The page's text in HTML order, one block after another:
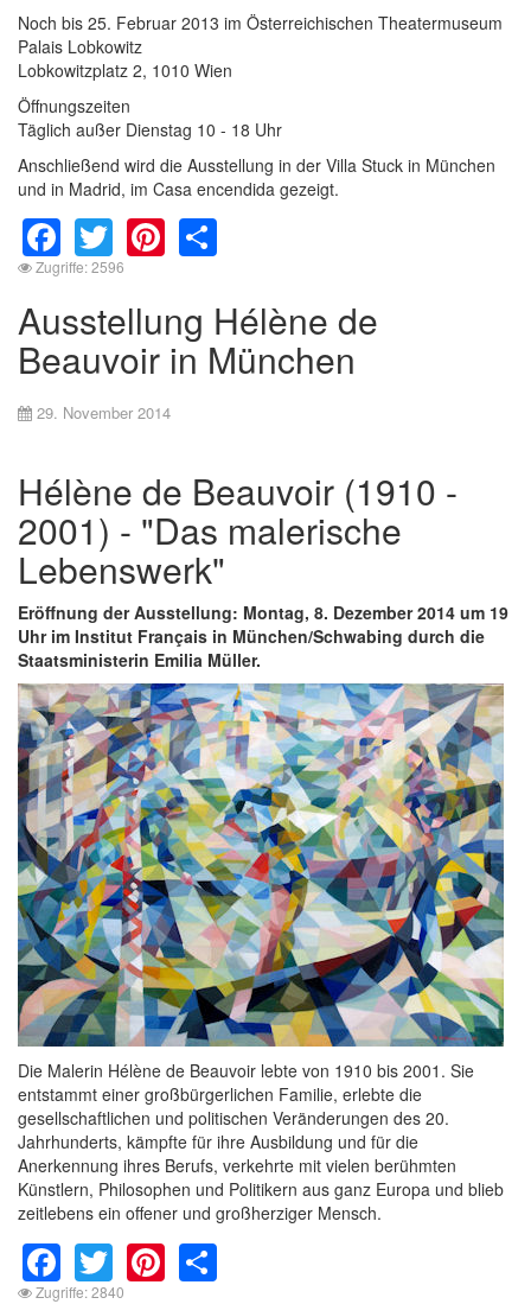
Noch bis 25. Februar 2013 im Österreichischen Theatermuseum
Palais Lobkowitz
Lobkowitzplatz 2, 1010 Wien
Öffnungszeiten
Täglich außer Dienstag 10 - 18 Uhr
Anschließend wird die Ausstellung in der Villa Stuck in München
und in Madrid, im Casa encendida gezeigt.
Facebook
TwitterPinterest
Zugriffe: 2596
Ausstellung Hélène de
Beauvoir in München
29. November 2014
Hélène de Beauvoir (1910 -
2001) - "Das malerische
Lebenswerk"
Eröffnung der Ausstellung: Montag, 8. Dezember 2014 um 19
Uhr im Institut Français in München/Schwabing durch die
Staatsministerin Emilia Müller.
Die Malerin Hélène de Beauvoir lebte von 1910 bis 2001. Sie
entstammt einer großbürgerlichen Familie, erlebte die
gesellschaftlichen und politischen Veränderungen des 20.
Jahrhunderts, kämpfte für ihre Ausbildung und für die
Anerkennung ihres Berufs, verkehrte mit vielen berühmten
Künstlern, Philosophen und Politikern aus ganz Europa und blieb
zeitlebens ein offener und großherziger Mensch.
Facebook
TwitterPinterest
Zugriffe: 2840